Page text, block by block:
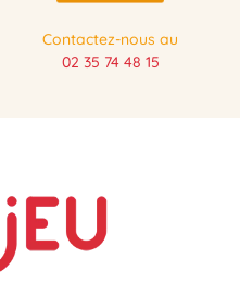
Contactez-nous au
02 35 74 48 15